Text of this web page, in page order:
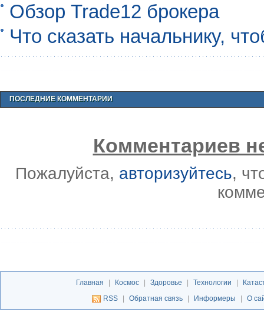
Обзор Trade12 брокера
Что сказать начальнику,
ПОСЛЕДНИЕ КОММЕНТАРИИ
Комментариев
Пожалуйста, авторизуйтесь,
Главная Космос Здоровье Технологии
RSS
Обратная связь Информеры О